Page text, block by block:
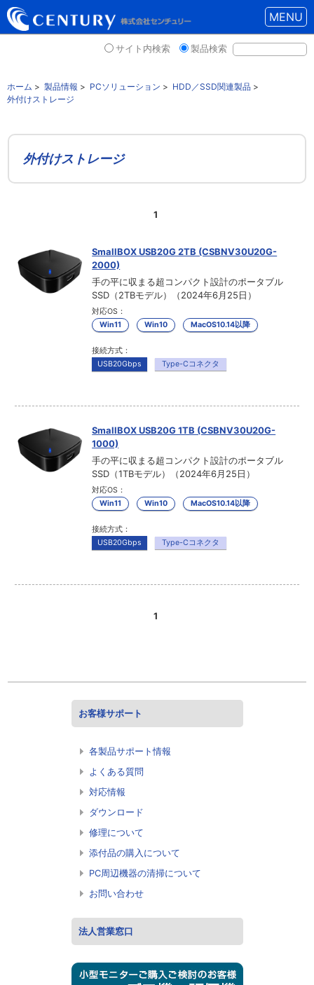
MENU
サイト内検索 製品検索
ホーム > 製品情報 > PCソリューション > HDD／SSD関連製品 >
外付けストレージ
外付けストレージ
1
SmallBOX USB20G 2TB (CSBNV30U20G-
2000)
手の平に収まる超コンパクト設計のポータブル
SSD（2TBモデル）（2024年6月25日）
対応OS：
Win11
Win10 MacOS10.14以降
接続方式：
USB20Gbps
Type-Cコネクタ
SmallBOX USB20G 1TB (CSBNV30U20G-
1000)
手の平に収まる超コンパクト設計のポータブル
SSD（1TBモデル）（2024年6月25日）
対応OS：
Win11
Win10 MacOS10.14以降
接続方式：
USB20Gbps
Type-Cコネクタ
1
お客様サポート
各製品サポート情報
よくある質問
対応情報
ダウンロード
修理について
添付品の購入について
PC周辺機器の清掃について
お問い合わせ
法人営業窓口